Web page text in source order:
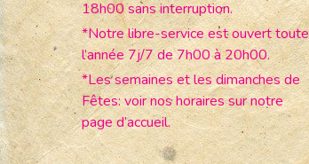
18h00 sans interruption.
*Notre libre-service est ouvert toute
l’année 7j/7 de 7h00 à 20h00.
*Les semaines et les dimanches de
Fêtes: voir nos horaires sur notre
page d’accueil.